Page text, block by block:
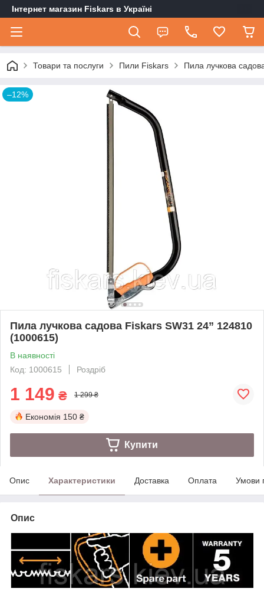
Інтернет магазин Fiskars в Україні
Товари та послуги Пили Fiskars Пила лучкова
–12%
Пила лучкова садова Fiskars SW31 24” 124810
(1000615)
В наявності
Код: 1000615
Роздріб
1 149 ₴ 1 299 ₴
Економія 150 ₴
Купити
Опис Характеристики Доставка Оплата Умови
Опис